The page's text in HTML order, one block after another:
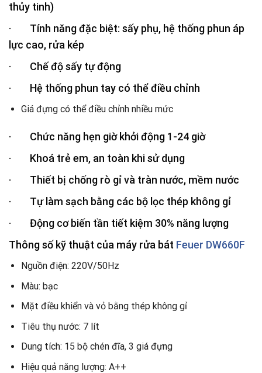
thủy tinh)
· Tính năng đặc biệt: sấy phụ, hệ thống phun áp
lực cao, rửa kép
· Chế độ sấy tự động
· Hệ thống phun tay có thể điều chỉnh
Giá đựng có thể điều chỉnh nhiều mức
· Chức năng hẹn giờ khởi động 1-24 giờ
· Khoá trẻ em, an toàn khi sử dụng
· Thiết bị chống rò gỉ và tràn nước, mềm nước
· Tự làm sạch bằng các bộ lọc thép không gỉ
· Động cơ biến tần tiết kiệm 30% năng lượng
Thông số kỹ thuật của máy rửa bát Feuer DW660F
Nguồn điện: 220V/50Hz
Màu: bạc
Mặt điều khiển và vỏ bằng thép không gỉ
Tiêu thụ nước: 7 lít
Dung tích: 15 bộ chén đĩa, 3 giá đựng
Hiệu quả năng lượng: A++